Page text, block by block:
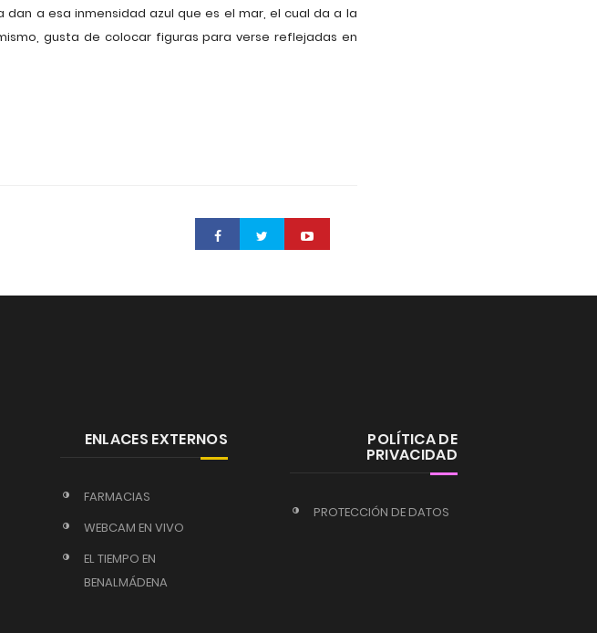
a esa inmensidad azul que es el mar, el cual da a la
gusta de colocar figuras para verse reflejadas en
ENLACES EXTERNOS
FARMACIAS
WEBCAM EN VIVO
EL TIEMPO EN
BENALMÁDENA
POLÍTICA DE
PRIVACIDAD
PROTECCIÓN DE DATOS